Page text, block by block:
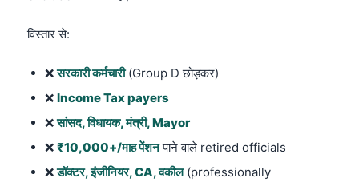
विस्तार से:
❌सरकारी कर्मचारी(Group D छोड़कर)
❌ Income Tax payers
❌सांसद, विधायक, मंत्री, Mayor
❌ ₹10,000+/माह पेंशनपाने वाले retired officials
❌डॉक्टर, इंजीनियर, CA, वकील(professionally